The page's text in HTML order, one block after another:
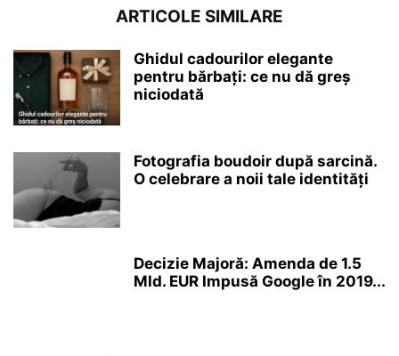
ARTICOLE SIMILARE
Ghidul cadourilor elegante
pentru bărbați: ce nu dă greș
niciodată
Fotografia boudoir după sarcină.
O celebrare a noii tale identități
Decizie Majoră: Amenda de 1.5
Mld. EUR Impusă Google în 2019...